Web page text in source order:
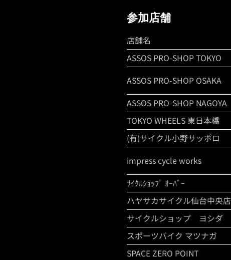
参加店舗
店舗名
ASSOS PRO-SHOP TOKYO
ASSOS PRO-SHOP OSAKA
ASSOS PRO-SHOP NAGOYA
TOKYO WHEELS 東日本橋
(有)サイクル小野サッポロ
impress cycle works
ｻｲｸﾙｼｮｯﾌﾟ ｵｰﾊﾞｰ
ハヤサカサイクル仙台中央店
サイクルショップ ヨシダ
スポーツバイク マツナガ
SPACE ZERO POINT